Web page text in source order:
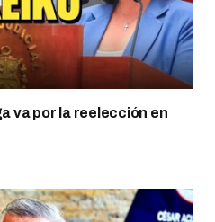
va por la reelección en